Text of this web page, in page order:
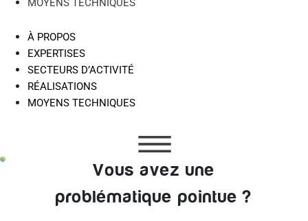
MOYENS TECHNIQUES
À PROPOS
EXPERTISES
SECTEURS D’ACTIVITÉ
RÉALISATIONS
MOYENS TECHNIQUES
Vous avez une
problématique pointue ?